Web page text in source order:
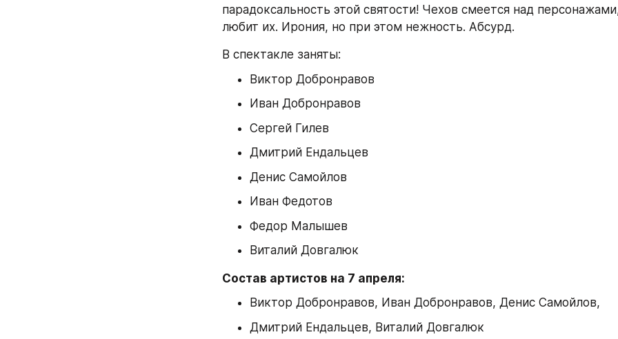
парадоксальность этой святости! Чехов смеется над
любит их. Ирония, но при этом нежность. Абсурд.
В спектакле заняты:
Виктор Добронравов
Иван Добронравов
Сергей Гилев
Дмитрий Ендальцев
Денис Самойлов
Иван Федотов
Федор Малышев
Виталий Довгалюк
Состав артистов на 7 апреля:
Виктор Добронравов, Иван Добронравов, Денис Самойлов,
Дмитрий Ендальцев, Виталий Довгалюк